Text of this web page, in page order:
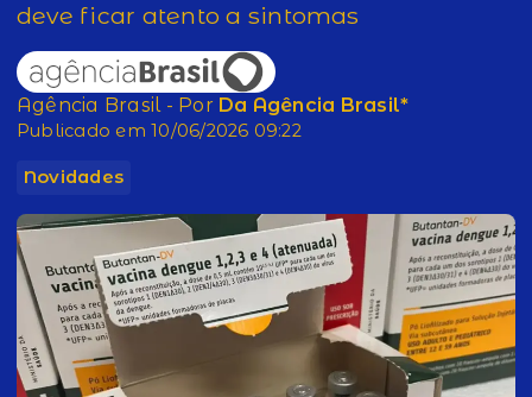
deve ficar atento a sintomas
Agência Brasil - Por Da Agência Brasil*
Publicado em 10/06/2026 09:22
Novidades